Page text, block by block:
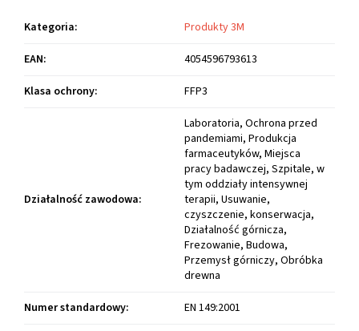
Kategoria:
Produkty 3M
EAN:
4054596793613
Klasa ochrony: FFP3
Działalność zawodowa:
Laboratoria, Ochrona przed
pandemiami, Produkcja
farmaceutyków, Miejsca
pracy badawczej, Szpitale, w
tym oddziały intensywnej
terapii, Usuwanie,
czyszczenie, konserwacja,
Działalność górnicza,
Frezowanie, Budowa,
Przemysł górniczy, Obróbka
drewna
Numer standardowy: EN 149:2001